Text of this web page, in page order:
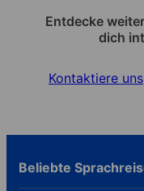
Entdecke
dich
Kontaktiere uns
Beliebte